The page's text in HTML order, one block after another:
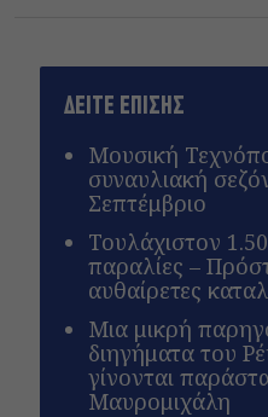
ΔΕΙΤΕ ΕΠΙΣΗΣ
Μουσική
συναυλιακή
Σεπτέμβριο
Τουλάχιστον
παραλίες –
αυθαίρετες
Μια μικρή
διηγήματα του
γίνονται
Μαυρομιχάλη